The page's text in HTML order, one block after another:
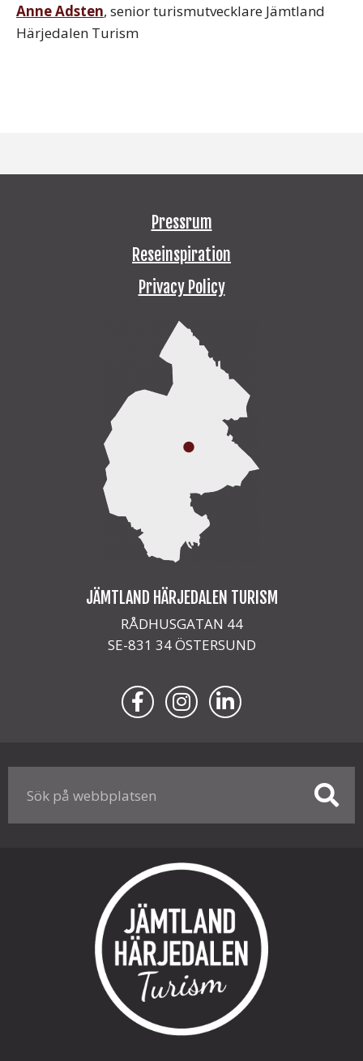
Anne Adsten, senior turismutvecklare Jämtland
Härjedalen Turism
Pressrum
Reseinspiration
Privacy Policy
JÄMTLAND HÄRJEDALEN TURISM
RÅDHUSGATAN 44
SE-831 34 ÖSTERSUND